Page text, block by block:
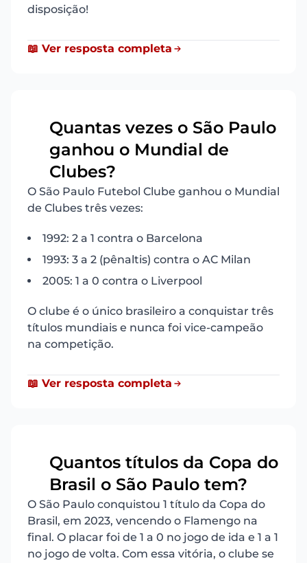
disposição!
📖 Ver resposta completa
Quantas vezes o São Paulo
ganhou o Mundial de
Clubes?
O São Paulo Futebol Clube ganhou o Mundial
de Clubes três vezes:
1992: 2 a 1 contra o Barcelona
1993: 3 a 2 (pênaltis) contra o AC Milan
2005: 1 a 0 contra o Liverpool
O clube é o único brasileiro a conquistar três
títulos mundiais e nunca foi vice-campeão
na competição.
📖 Ver resposta completa
Quantos títulos da Copa do
Brasil o São Paulo tem?
O São Paulo conquistou 1 título da Copa do
Brasil, em 2023, vencendo o Flamengo na
final. O placar foi de 1 a 0 no jogo de ida e 1 a 1
no jogo de volta. Com essa vitória, o clube se